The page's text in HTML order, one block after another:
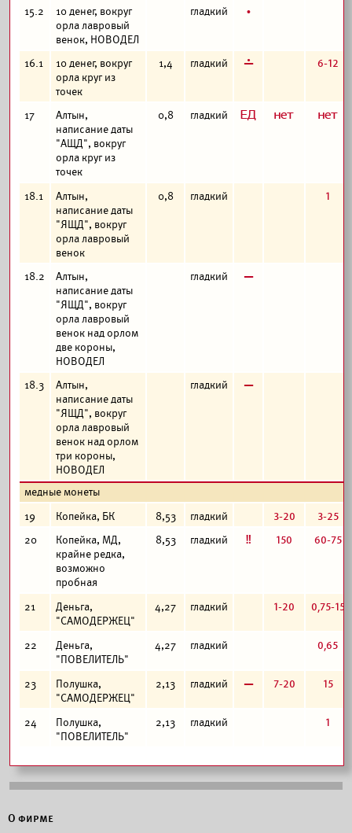
15.2
10 денег, вокруг
орла лавровый
венок, НОВОДЕЛ
гладкий б
16.1
10 денег, вокруг
орла круг из
точек
1,4 гладкий г 6-12
17
Алтын,
написание даты
"АЩД", вокруг
орла круг из
точек
0,8 гладкий з а а
18.1
Алтын,
написание даты
"ЯЩД", вокруг
орла лавровый
венок
0,8 гладкий 1
18.2
Алтын,
написание даты
"ЯЩД", вокруг
орла лавровый
венок над орлом
две короны,
НОВОДЕЛ
гладкий в
18.3
Алтын,
написание даты
"ЯЩД", вокруг
орла лавровый
венок над орлом
три короны,
НОВОДЕЛ
гладкий в
медные монеты
19
Копейка, БК 8,53 гладкий 3-20 3-25
20
Копейка, МД,
крайне редка,
возможно
пробная
8,53 гладкий е 150 60-75
21
Деньга,
"САМОДЕРЖЕЦ"
4,27 гладкий 1-20 0,75-15
22
Деньга,
"ПОВЕЛИТЕЛЬ"
4,27 гладкий 0,65
23
Полушка,
"САМОДЕРЖЕЦ"
2,13 гладкий в 7-20 15
24
Полушка,
"ПОВЕЛИТЕЛЬ"
2,13 гладкий 1
О фирме